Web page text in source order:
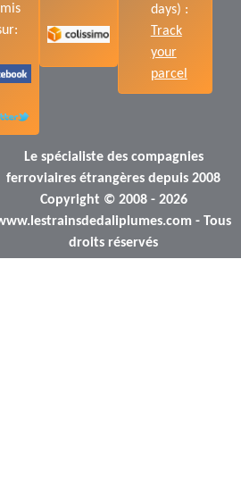
days) :
Track
your
parcel
Le spécialiste des compagnies
ferroviaires étrangères depuis 2008
Copyright © 2008 - 2026
- Tous
droits réservés